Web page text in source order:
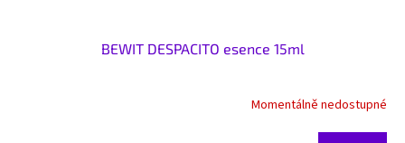
BEWIT DESPACITO esence 15ml
Momentálně nedostupné